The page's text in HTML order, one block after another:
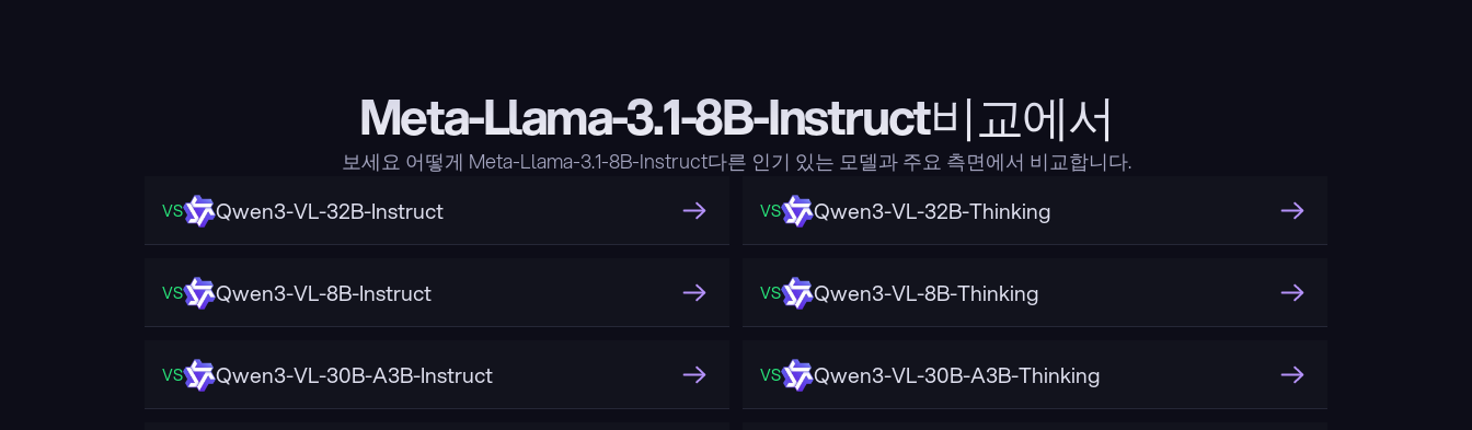
Meta-Llama-3.1-8B-Instruct비교에서
보세요 어떻게 Meta-Llama-3.1-8B-Instruct다른 인기 있는 모델과 주요 측면에서 비교합니다.
VS Qwen3-VL-32B-Instruct VS Qwen3-VL-32B-Thinking
VS Qwen3-VL-8B-Instruct VS Qwen3-VL-8B-Thinking
VS Qwen3-VL-30B-A3B-Instruct VS Qwen3-VL-30B-A3B-Thinking